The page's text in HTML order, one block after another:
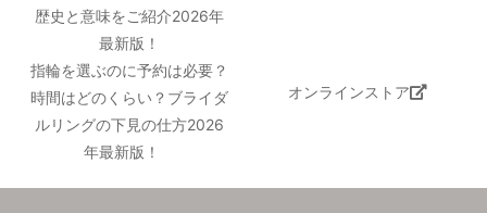
歴史と意味をご紹介2026年
最新版！
指輪を選ぶのに予約は必要？
時間はどのくらい？ブライダ
ルリングの下見の仕方2026
年最新版！
オンラインストア